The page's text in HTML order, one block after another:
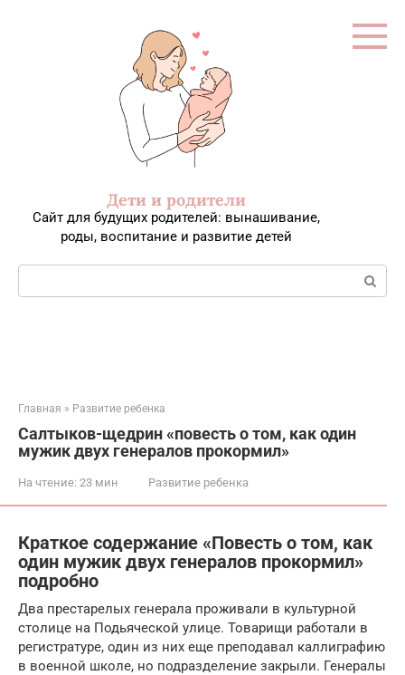
Дети и родители
Сайт для будущих родителей: вынашивание,
роды, воспитание и развитие детей
Поиск:
Главная » Развитие ребенка
Салтыков-щедрин «повесть о том, как один
мужик двух генералов прокормил»
На чтение: 23 мин Развитие ребенка
Краткое содержание «Повесть о том, как
один мужик двух генералов прокормил»
подробно
Два престарелых генерала проживали в культурной
столице на Подьяческой улице. Товарищи работали в
регистратуре, один из них еще преподавал каллиграфию
в военной школе, но подразделение закрыли. Генералы